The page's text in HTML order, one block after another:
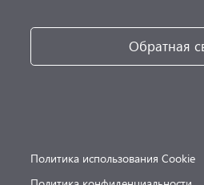
Обратная
Политика использования Cookie